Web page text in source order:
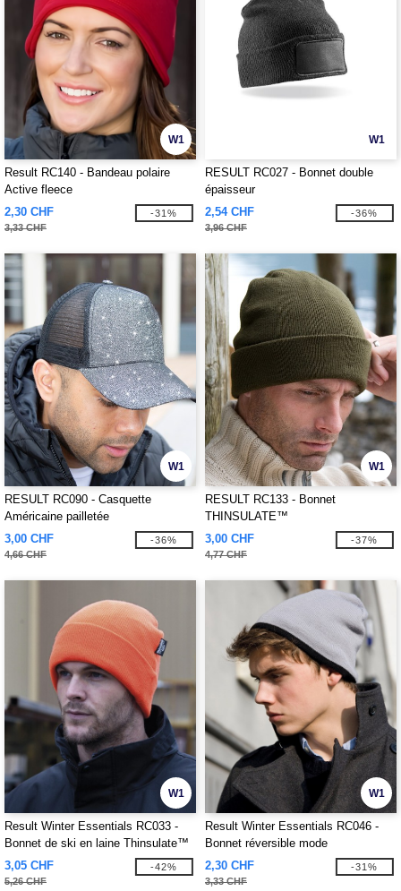
W1
Result RC140 - Bandeau polaire
Active fleece
2,30 CHF
3,33 CHF
-31%
W1
RESULT RC027 - Bonnet double
épaisseur
2,54 CHF
3,96 CHF
-36%
W1
RESULT RC090 - Casquette
Américaine pailletée
3,00 CHF
4,66 CHF
-36%
W1
RESULT RC133 - Bonnet
THINSULATE™
3,00 CHF
4,77 CHF
-37%
W1
Result Winter Essentials RC033 -
Bonnet de ski en laine Thinsulate™
3,05 CHF
5,26 CHF
-42%
W1
Result Winter Essentials RC046 -
Bonnet réversible mode
2,30 CHF
3,33 CHF
-31%